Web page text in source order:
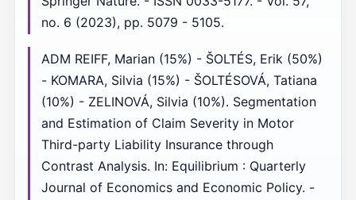
no. 6 (2023), pp. 5079 - 5105.
ADM REIFF, Marian (15%) - ŠOLTÉS, Erik (50%)
- KOMARA, Silvia (15%) - ŠOLTÉSOVÁ, Tatiana
(10%) - ZELINOVÁ, Silvia (10%). Segmentation
and Estimation of Claim Severity in Motor
Third-party Liability Insurance through
Contrast Analysis. In: Equilibrium : Quarterly
Journal of Economics and Economic Policy. -